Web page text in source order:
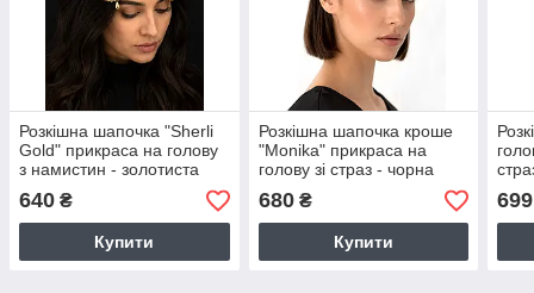
Розкішна шапочка "Sherli
Gold" прикраса на голову
з намистин - золотиста
640 ₴
Купити
Розкішна шапочка кроше
"Monika" прикраса на
голову зі страз - чорна
680₴
Купити
699